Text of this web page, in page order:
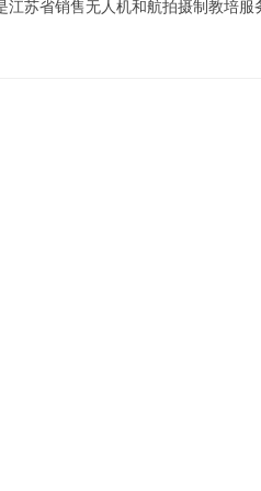
苏省销售无人机和航拍摄制教培服